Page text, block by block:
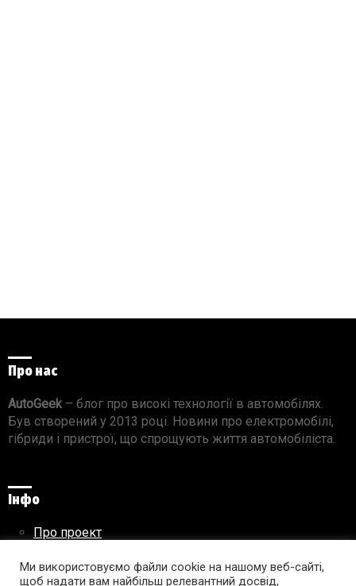
Про нас
AutoGeek – блог про високі технології в автомобілях.
Був створений у 2013 році. Новини про електромобілі,
гібриди і пристрої, що спрощують життя автомобіліста.
Інфо
Про проект
Правила використання матеріалів
Ми використовуємо файли cookie на нашому веб-сайті,
щоб надати вам найбільш релевантний досвід,